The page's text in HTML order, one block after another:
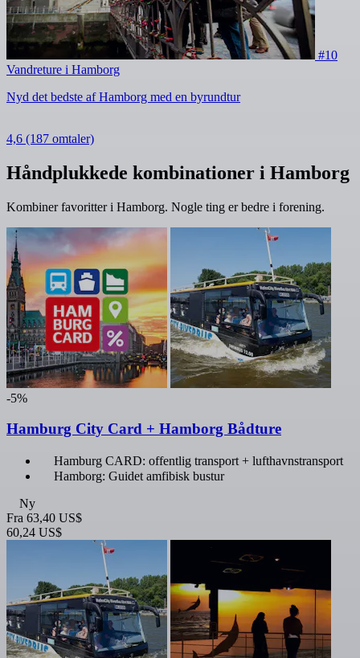
#10
Vandreture i Hamborg
Nyd det bedste af Hamborg med en byrundtur
4,6 (187 omtaler)
Håndplukkede kombinationer i Hamborg
Kombiner favoritter i Hamborg. Nogle ting er bedre i forening.
-5%
Hamburg City Card + Hamborg Bådture
Hamburg CARD: offentlig transport + lufthavnstransport
Hamborg: Guidet amfibisk bustur
Ny
Fra 63,40 US$
60,24 US$